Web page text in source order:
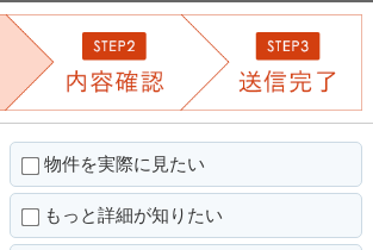
物件を実際に見たい
もっと詳細が知りたい